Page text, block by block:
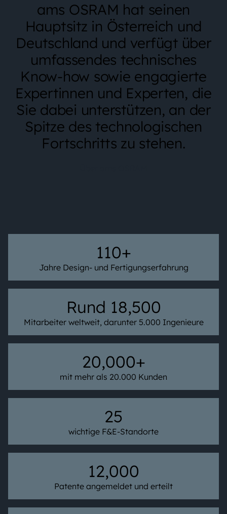
ams OSRAM hat seinen
Hauptsitz in Österreich und
Deutschland und verfügt über
umfassendes technisches
Know-how sowie engagierte
Expertinnen und Experten, die
Sie dabei unterstützen, an der
Spitze des technologischen
Fortschritts zu stehen.
110+
Jahre Design- und Fertigungserfahrung
Rund 18,500
Mitarbeiter weltweit, darunter 5.000 Ingenieure
20,000+
mit mehr als 20.000 Kunden
25
wichtige F&E-Standorte
12,000
Patente angemeldet und erteilt